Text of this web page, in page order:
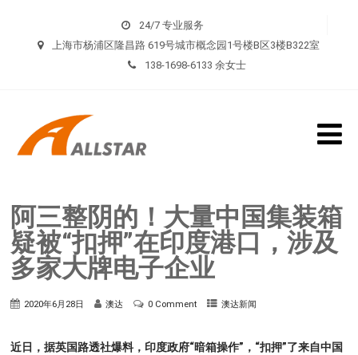
24/7 专业服务
上海市杨浦区隆昌路 619号城市概念园1号楼B区3楼B322室
138-1698-6133 余女士
阿三整阴的！大量中国集装箱
疑被“扣押”在印度港口，涉及
多家大牌电子企业
2020年6月28日 澳达 0 Comment 澳达新闻
近日，据英国路透社爆料，印度政府“暗箱操作”，“扣押”了来自中国